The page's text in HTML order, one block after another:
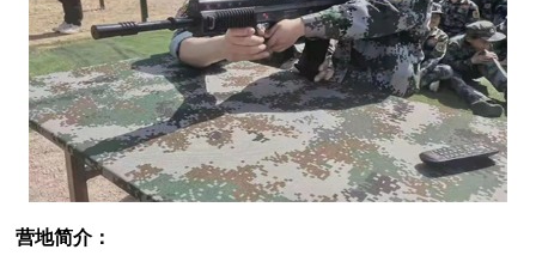
营地简介：